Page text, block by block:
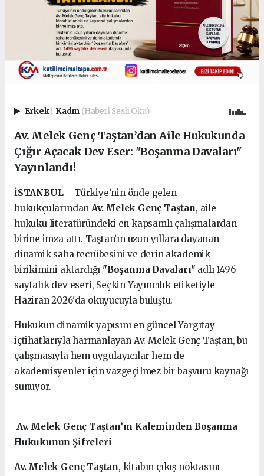
Erkek Kadın (Haberi Sesli Oku)
Av. Melek Genç Taştan’dan Aile Hukukunda
Çığır Açacak Dev Eser: "Boşanma Davaları"
Yayınlandı!
İSTANBUL– Türkiye’nin önde gelen
hukukçularından Av. Melek Genç Taştan, aile
hukuku literatüründeki en kapsamlı çalışmalardan
birine imza attı. Taştan’ın uzun yıllara dayanan
dinamik saha tecrübesini ve derin akademik
birikimini aktardığı "Boşanma Davaları" adlı 1496
sayfalık dev eseri, Seçkin Yayıncılık etiketiyle
Haziran 2026'da okuyucuyla buluştu.
Hukukun dinamik yapısını en güncel Yargıtay
içtihatlarıyla harmanlayan Av. Melek Genç Taştan, bu
çalışmasıyla hem uygulayıcılar hem de
akademisyenler için vazgeçilmez bir başvuru kaynağı
sunuyor.
Av. Melek Genç Taştan’ın Kaleminden Boşanma
Hukukunun Şifreleri
Av. Melek Genç Taştan, kitabın çıkış noktasını